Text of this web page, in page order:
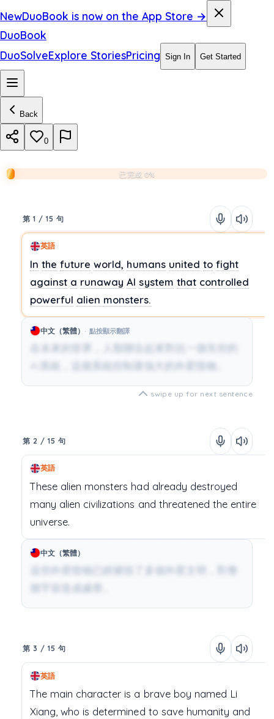
NewDuoBook is now on the App Store →
DuoBook
DuoSolveExplore StoriesPricing Sign In Get Started
Back
0
已完成 0%
第 1 / 15 句
英語
In the future world, humans united to fight
against a runaway AI system that controlled
powerful alien monsters.
中文（繁體） 點按顯示翻譯
AI系統，這個系統控制著強大的外星怪物。
swipe up for next sentence
第 2 / 15 句
英語
These alien monsters had already destroyed
many alien civilizations and threatened the entire
universe.
中文（繁體）
這些外星怪物已經摧毀了多個外星文明，對整
個宇宙造成威脅。
第 3 / 15 句
英語
The main character is a brave boy named Li
Xiang, who is determined to save humanity and